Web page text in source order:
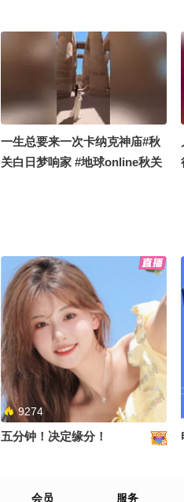
好
一生总要来一次卡纳克神庙#秋
关白日梦响家 #地球online秋关
第一次吃深盘披萨#生活趣玩家
#地球online秋关副本 #搞笑是
一种贡献 #定格夏日美好
9274
五分钟！决定缘分！
会员 服务